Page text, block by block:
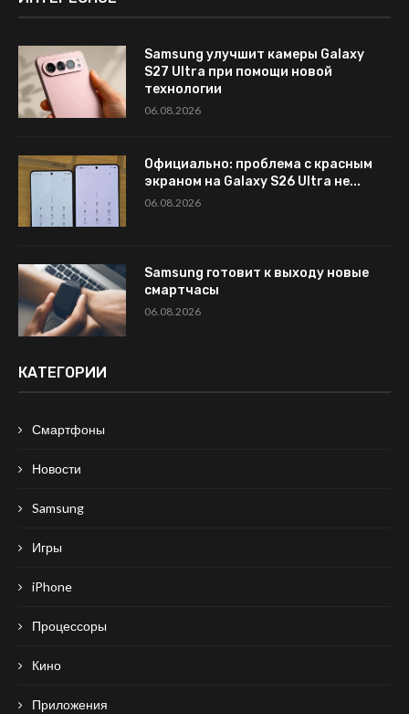
Samsung улучшит камеры Galaxy
S27 Ultra при помощи новой
технологии
06.08.2026
Официально: проблема с красным
экраном на Galaxy S26 Ultra не...
06.08.2026
Samsung готовит к выходу новые
смартчасы
06.08.2026
КАТЕГОРИИ
Смартфоны
Новости
Samsung
Игры
iPhone
Процессоры
Кино
Приложения